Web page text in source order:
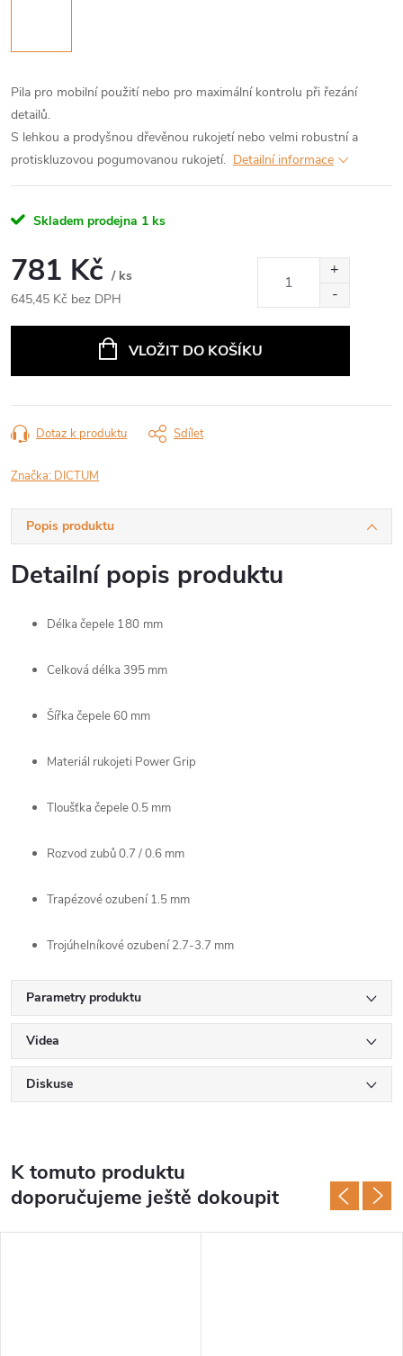
Pila pro mobilní použití nebo pro maximální kontrolu při řezání
detailů.
S lehkou a prodyšnou dřevěnou rukojetí nebo velmi robustní a
protiskluzovou pogumovanou rukojetí. Detailní informace
Skladem prodejna 1 ks
781 Kč / ks
645,45 Kč bez DPH
VLOŽIT DO KOŠÍKU
Dotaz k produktu Sdílet
Značka: DICTUM
Popis produktu
Detailní popis produktu
Délka čepele 180 mm
Celková délka 395 mm
Šířka čepele60 mm
Materiál rukojeti Power Grip
Tloušťka čepele0.5 mm
Rozvod zubů0.7 / 0.6 mm
Trapézové ozubení 1.5 mm
Trojúhelníkové ozubení 2.7-3.7 mm
Parametry produktu
Videa
Diskuse
K tomuto produktu
doporučujeme ještě dokoupit